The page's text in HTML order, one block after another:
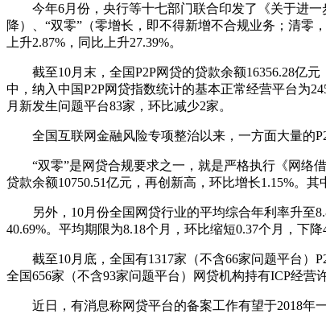
今年6月份，央行等十七部门联合印发了《关于进一
降）、“双零”（零增长，即不得新增不合规业务；清零
上升2.87%，同比上升27.39%。
截至10月末，全国P2P网贷的贷款余额16356.28亿元
中，纳入中国P2P网贷指数统计的基本正常经营平台为
月新发生问题平台83家，环比减少2家。
全国互联网金融风险专项整治以来，一方面大量的
“双零”是网贷合规要求之一，就是严格执行《网络借
贷款余额10750.51亿元，再创新高，环比增长1.15%。
另外，10月份全国网贷行业的平均综合年利率升至
40.69%。平均期限为8.18个月，环比缩短0.37个月，下降
截至10月底，全国有1317家（不含66家问题平台）
全国656家（不含93家问题平台）网贷机构持有ICP经营
近日，有消息称网贷平台的备案工作有望于2018年一